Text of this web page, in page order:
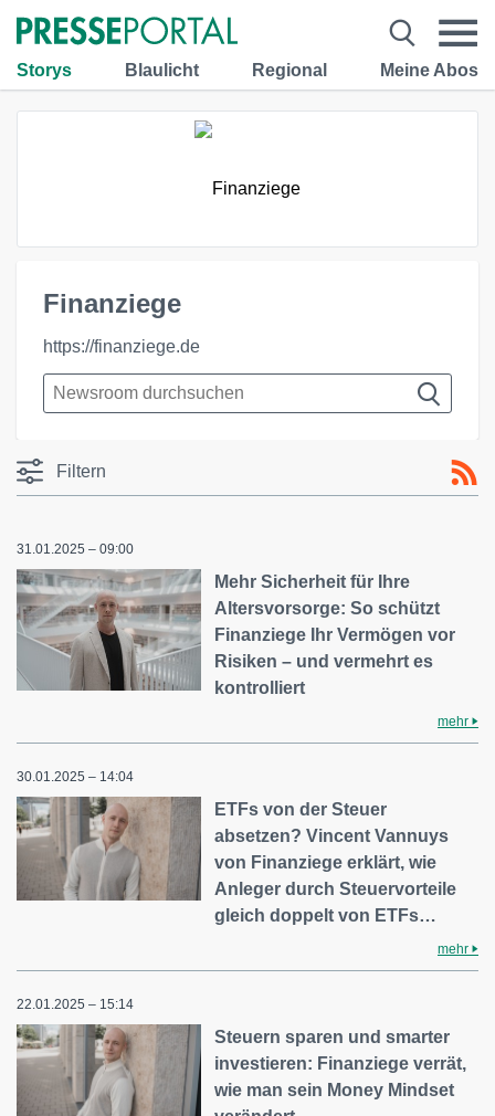
Storys Blaulicht Regional Meine Abos
Finanziege
https://finanziege.de
Filtern
31.01.2025 – 09:00
Mehr Sicherheit für Ihre
Altersvorsorge: So schützt
Finanziege Ihr Vermögen vor
Risiken – und vermehrt es
kontrolliert
mehr
30.01.2025 – 14:04
ETFs von der Steuer
absetzen? Vincent Vannuys
von Finanziege erklärt, wie
Anleger durch Steuervorteile
gleich doppelt von ETFs…
mehr
22.01.2025 – 15:14
Steuern sparen und smarter
investieren: Finanziege verrät,
wie man sein Money Mindset